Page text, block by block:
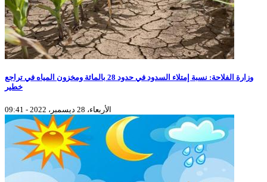
وزارة الفلاحة: نسبة إمتلاء السدود في حدود 28 بالمائة ومخزون المياه في تراجع
خطير
الأربعاء، 28 ديسمبر، 2022 - 09:41